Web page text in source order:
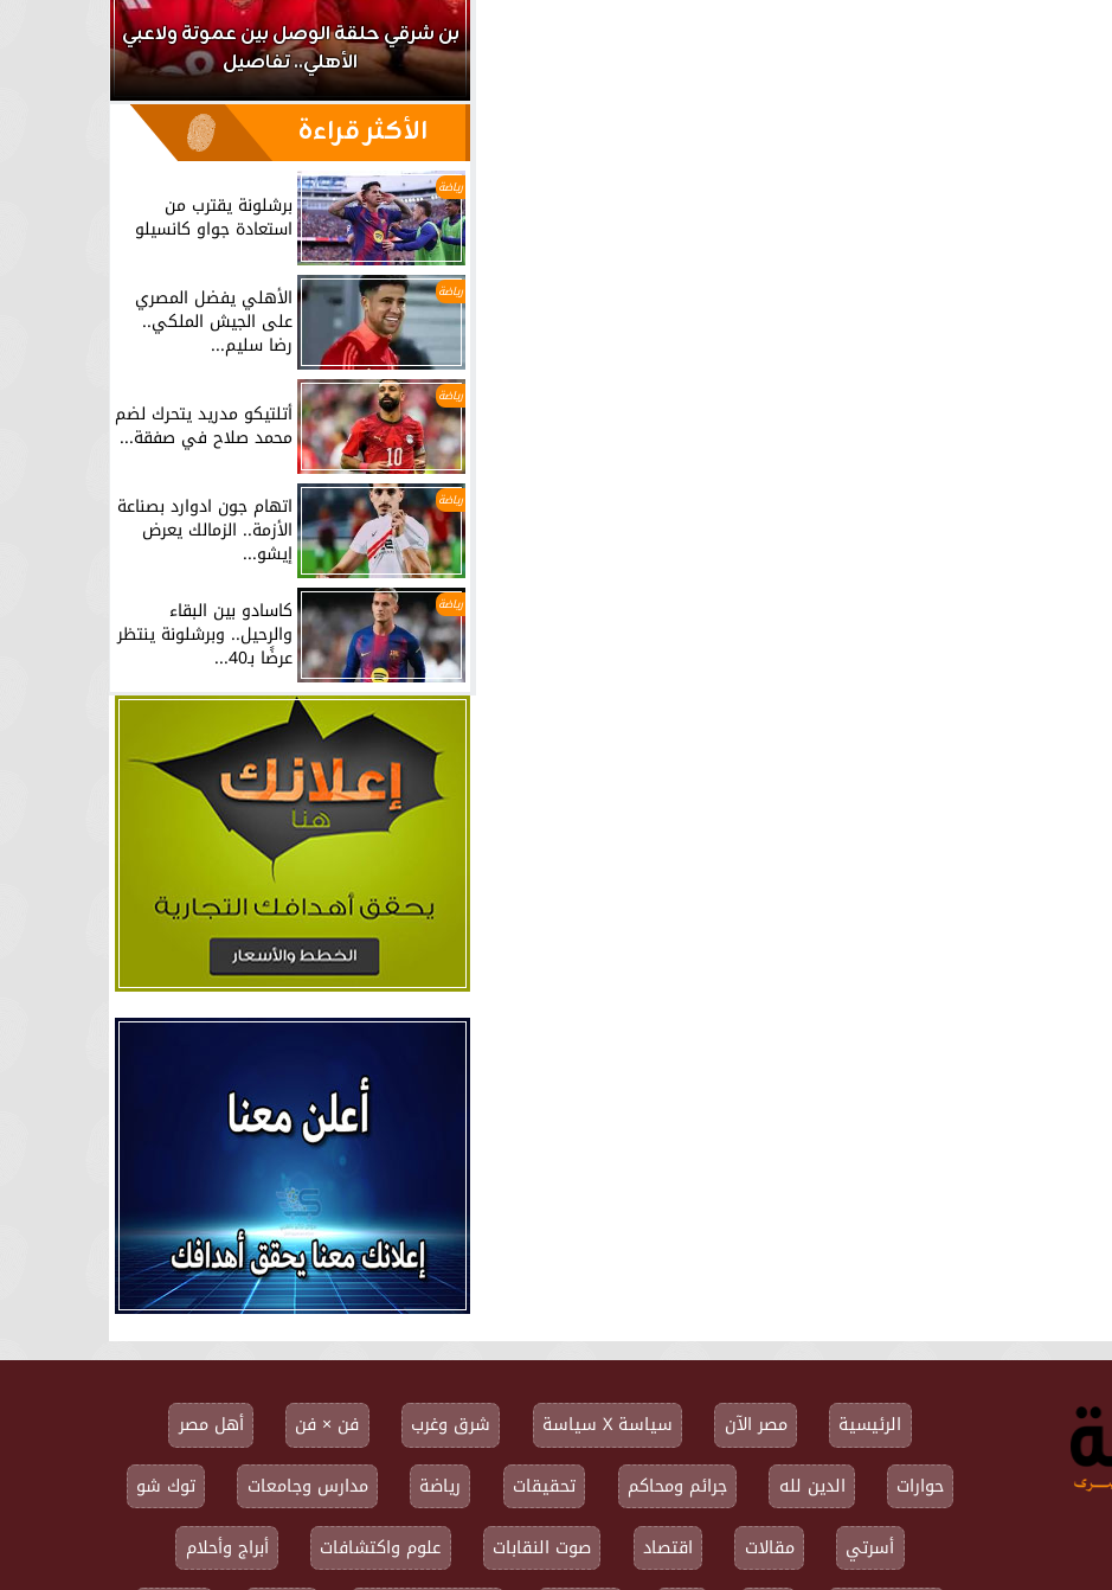
بن شرقي حلقة الوصل بين عموتة ولاعبي
الأهلي.. تفاصيل
الأكثر قراءة
رياضة
برشلونة يقترب من
استعادة جواو كانسيلو
رياضة الأهلي يفضل المصري
على الجيش الملكي..
رضا سليم...
رياضة
أتلتيكو مدريد يتحرك لضم
محمد صلاح في صفقة...
رياضة اتهام جون ادوارد بصناعة
الأزمة.. الزمالك يعرض
إيشو...
رياضة كاسادو بين البقاء
والرحيل.. وبرشلونة ينتظر
عرضًا بـ40...
الرئيسية مصر الآن سياسة X سياسة شرق وغرب فن × فن
أهل مصر
حوارات
الدين لله جرائم ومحاكم تحقيقات رياضة مدارس وجامعات
توك شو
أسرتي
مقالات اقتصاد صوت النقابات علوم واكتشافات أبراج وأحلام